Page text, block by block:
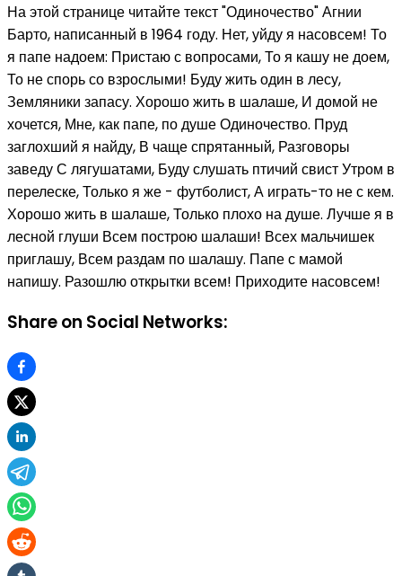
На этой странице читайте текст "Одиночество" Агнии
Барто, написанный в 1964 году. Нет, уйду я насовсем! То
я папе надоем: Пристаю с вопросами, То я кашу не доем,
То не спорь со взрослыми! Буду жить один в лесу,
Земляники запасу. Хорошо жить в шалаше, И домой не
хочется, Мне, как папе, по душе Одиночество. Пруд
заглохший я найду, В чаще спрятанный, Разговоры
заведу С лягушатами, Буду слушать птичий свист Утром в
перелеске, Только я же - футболист, А играть-то не с кем.
Хорошо жить в шалаше, Только плохо на душе. Лучше я в
лесной глуши Всем построю шалаши! Всех мальчишек
приглашу, Всем раздам по шалашу. Папе с мамой
напишу. Разошлю открытки всем! Приходите насовсем!
Share on Social Networks: